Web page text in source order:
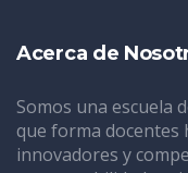
Acerca de
Somos una escuela
que forma docentes
innovadores y